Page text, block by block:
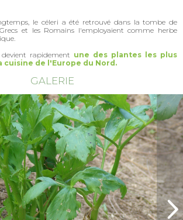
le céleri a été retrouvé dans la tombe de
et les Romains l'employaient comme herbe
rapidement une des plantes les plus
cuisine de l'Europe du Nord.
GALERIE